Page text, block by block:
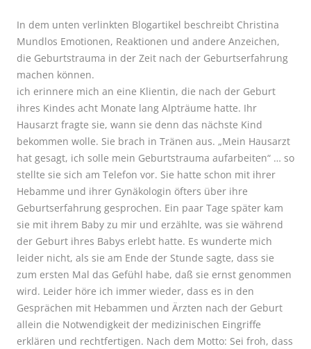
In dem unten verlinkten Blogartikel beschreibt Christina
Mundlos Emotionen, Reaktionen und andere Anzeichen,
die Geburtstrauma in der Zeit nach der Geburtserfahrung
machen können.
ich erinnere mich an eine Klientin, die nach der Geburt
ihres Kindes acht Monate lang Alpträume hatte. Ihr
Hausarzt fragte sie, wann sie denn das nächste Kind
bekommen wolle. Sie brach in Tränen aus. „Mein Hausarzt
hat gesagt, ich solle mein Geburtstrauma aufarbeiten“ … so
stellte sie sich am Telefon vor. Sie hatte schon mit ihrer
Hebamme und ihrer Gynäkologin öfters über ihre
Geburtserfahrung gesprochen. Ein paar Tage später kam
sie mit ihrem Baby zu mir und erzählte, was sie während
der Geburt ihres Babys erlebt hatte. Es wunderte mich
leider nicht, als sie am Ende der Stunde sagte, dass sie
zum ersten Mal das Gefühl habe, daß sie ernst genommen
wird. Leider höre ich immer wieder, dass es in den
Gesprächen mit Hebammen und Ärzten nach der Geburt
allein die Notwendigkeit der medizinischen Eingriffe
erklären und rechtfertigen. Nach dem Motto: Sei froh, dass